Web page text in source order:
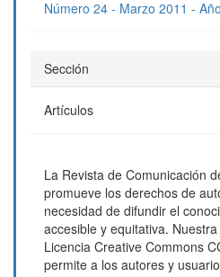
Número 24 - Marzo 2011 -
Sección
Artículos
La Revista de Comunicación
promueve los derechos de
necesidad de difundir el
accesible y equitativa.
Licencia Creative Commons
permite a los autores y